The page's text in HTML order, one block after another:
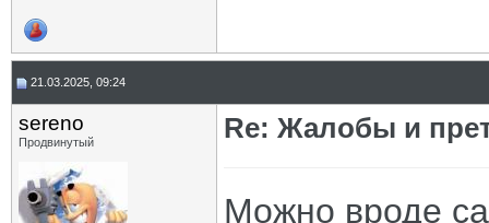
21.03.2025, 09:24
sereno
Продвинутый Re: Жалобы и
Можно вроде